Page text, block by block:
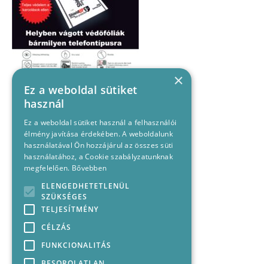
×
Ez a weboldal sütiket
használ
Ez a weboldal sütiket használ a felhasználói
élmény javítása érdekében. A weboldalunk
használatával Ön hozzájárul az összes süti
használatához, a Cookie szabályzatunknak
megfelelően. Bővebben
ELENGEDHETETLENÜL
SZÜKSÉGES
TELJESÍTMÉNY
CÉLZÁS
FUNKCIONALITÁS